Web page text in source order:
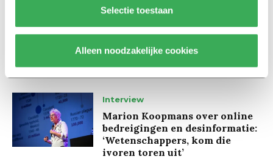
Selectie toestaan
Alleen noodzakelijke cookies
Interview
Marion Koopmans over online
bedreigingen en desinformatie:
‘Wetenschappers, kom die
ivoren toren uit’